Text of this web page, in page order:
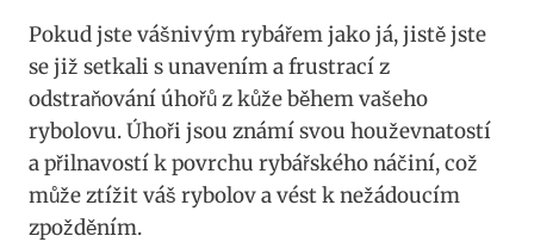
Pokud jste vášnivým rybářem jako já, jistě jste
se již setkali s unavením a frustrací z
odstraňování úhořů z kůže během vašeho
rybolovu. Úhoři jsou známí svou houževnatostí
a přilnavostí k povrchu rybářského náčiní, což
může ztížit váš rybolov a vést k nežádoucím
zpožděním.